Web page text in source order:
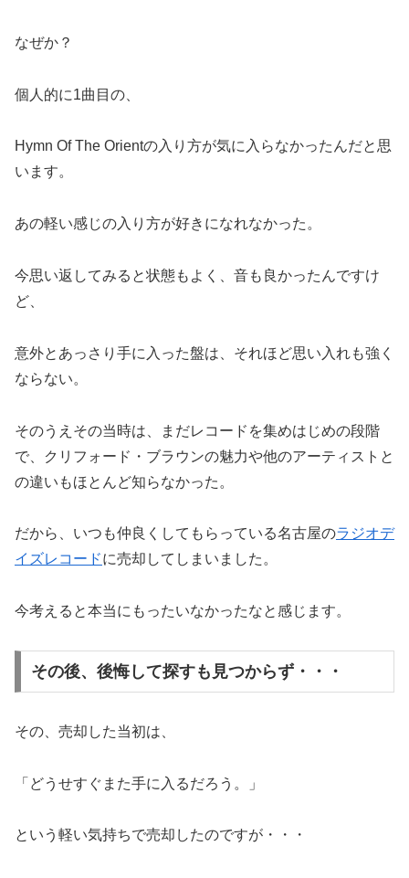
なぜか？
個人的に1曲目の、
Hymn Of The Orientの入り方が気に入らなかったんだと思
います。
あの軽い感じの入り方が好きになれなかった。
今思い返してみると状態もよく、音も良かったんですけ
ど、
意外とあっさり手に入った盤は、それほど思い入れも強く
ならない。
そのうえその当時は、まだレコードを集めはじめの段階
で、クリフォード・ブラウンの魅力や他のアーティストと
の違いもほとんど知らなかった。
だから、いつも仲良くしてもらっている名古屋のラジオデ
イズレコードに売却してしまいました。
今考えると本当にもったいなかったなと感じます。
その後、後悔して探すも見つからず・・・
その、売却した当初は、
「どうせすぐまた手に入るだろう。」
という軽い気持ちで売却したのですが・・・